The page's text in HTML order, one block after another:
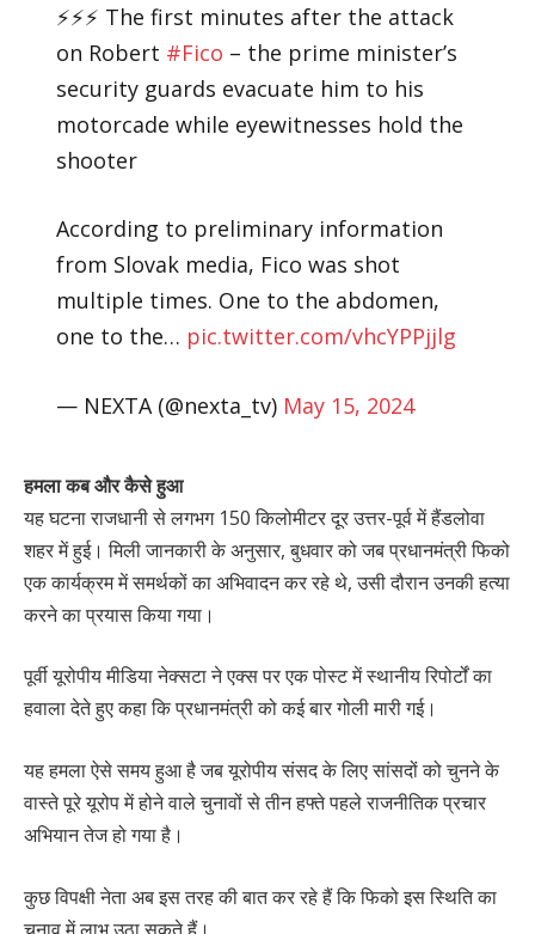
⚡️⚡️⚡️ The first minutes after the attack
on Robert #Fico – the prime minister’s
security guards evacuate him to his
motorcade while eyewitnesses hold the
shooter
According to preliminary information
from Slovak media, Fico was shot
multiple times. One to the abdomen,
one to the… pic.twitter.com/vhcYPPjjlg
— NEXTA (@nexta_tv) May 15, 2024
हमला कब और कैसे हुआ
यह घटना राजधानी से लगभग 150 किलोमीटर दूर उत्तर-पूर्व में हैंडलोवा
शहर में हुई। मिली जानकारी के अनुसार, बुधवार को जब प्रधानमंत्री फिको
एक कार्यक्रम में समर्थकों का अभिवादन कर रहे थे, उसी दौरान उनकी हत्या
करने का प्रयास किया गया।
पूर्वी यूरोपीय मीडिया नेक्सटा ने एक्स पर एक पोस्ट में स्थानीय रिपोर्टों का
हवाला देते हुए कहा कि प्रधानमंत्री को कई बार गोली मारी गई।
यह हमला ऐसे समय हुआ है जब यूरोपीय संसद के लिए सांसदों को चुनने के
वास्ते पूरे यूरोप में होने वाले चुनावों से तीन हफ्ते पहले राजनीतिक प्रचार
अभियान तेज हो गया है।
कुछ विपक्षी नेता अब इस तरह की बात कर रहे हैं कि फिको इस स्थिति का